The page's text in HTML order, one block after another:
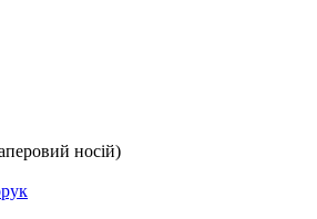
носій)